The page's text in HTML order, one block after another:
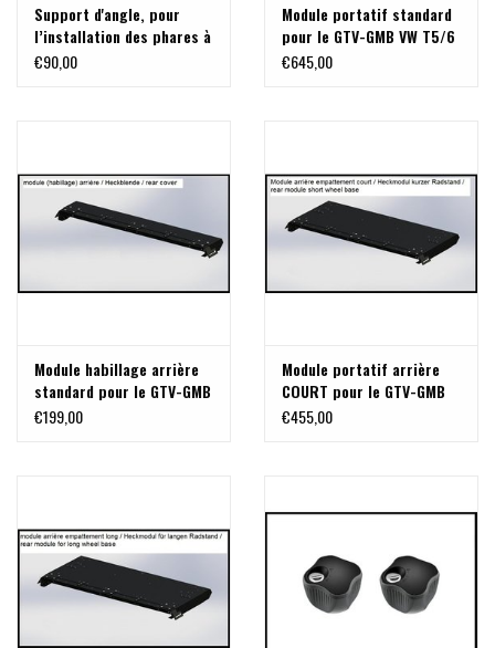
Support d'angle, pour
l’installation des phares à
LED LAZER ST4, Linear 6
€90,00
Module portatif standard
pour le GTV-GMB VW T5/6
galerie de toit modulaire
€645,00
Module habillage arrière
standard pour le GTV-GMB
VW T5/6 galerie de toit
€199,00
Module portatif arrière
COURT pour le GTV-GMB
VW T5/6 galerie de toit
€455,00